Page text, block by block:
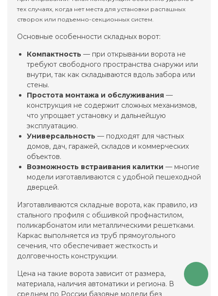
тех случаях, когда нет места для установки распашных
створок или подъемно-секционных систем.
Основные особенности складных ворот:
Компактность — при открывании ворота не
требуют свободного пространства снаружи или
внутри, так как складываются вдоль забора или
стены.
Простота монтажа и обслуживания —
конструкция не содержит сложных механизмов,
что упрощает установку и дальнейшую
эксплуатацию.
Универсальность — подходят для частных
домов, дач, гаражей, складов и коммерческих
объектов.
Возможность встраивания калитки — многие
модели изготавливаются с удобной пешеходной
дверцей.
Изготавливаются складные ворота, как правило, из
стального профиля с обшивкой профнастилом,
поликарбонатом или металлическими решетками.
Каркас выполняется из труб прямоугольного
сечения, что обеспечивает жесткость и
долговечность конструкции.
Цена на такие ворота зависит от размера,
материала, наличия автоматики и региона. В
среднем по России базовые модели без